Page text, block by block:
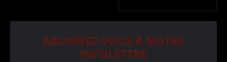
ABONNEZ-VOUS À NOTRE
INFOLETTRE